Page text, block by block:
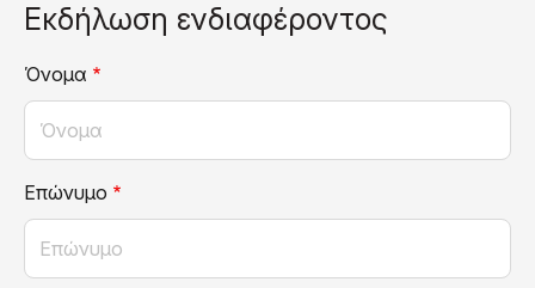
Εκδήλωση ενδιαφέροντος
Όνομα
Επώνυμο